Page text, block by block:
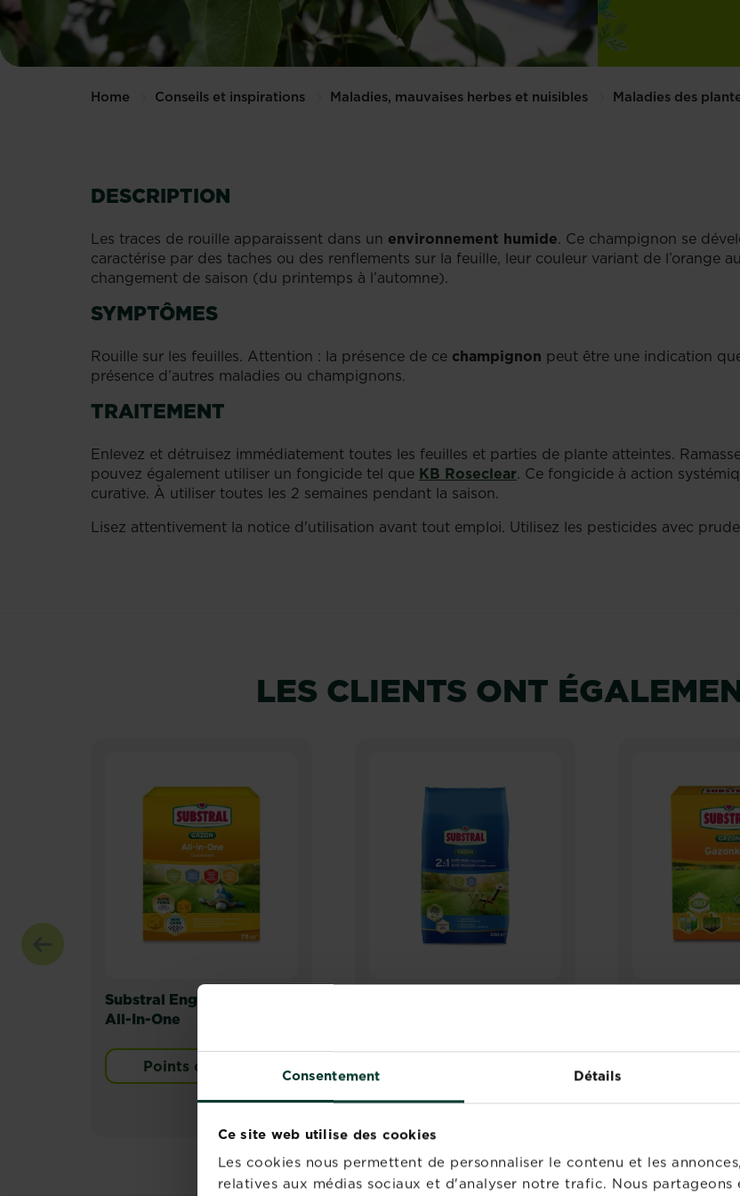
Consentement Détails
Ce site web utilise des cookies
Les cookies nous permettent de personnaliser le contenu et les
relatives aux médias sociaux et d'analyser notre trafic. Nous
Home Conseils et inspirations Maladies, mauvaises herbes et nuisibles Maladies des
DESCRIPTION
Les traces de rouille apparaissent dans un environnement humide. Ce champignon se
caractérise par des taches ou des renflements sur la feuille, leur couleur variant de l’orange
changement de saison (du printemps à l’automne).
SYMPTÔMES
Rouille sur les feuilles. Attention : la présence de ce champignon peut être une indication
présence d’autres maladies ou champignons.
TRAITEMENT
Enlevez et détruisez immédiatement toutes les feuilles et parties de plante atteintes.
pouvez également utiliser un fongicide tel que KB Roseclear. Ce fongicide à action
curative. À utiliser toutes les 2 semaines pendant la saison.
Lisez attentivement la notice d'utilisation avant tout emploi. Utilisez les pesticides avec
LES CLIENTS ONT
Substral Engrais Gazon
All-In-One
Points de vente